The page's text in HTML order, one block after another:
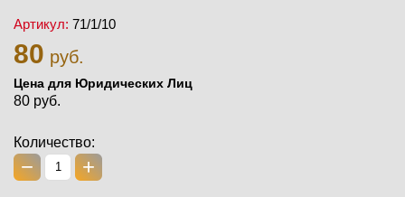
Артикул: 71/1/10
80 руб.
Цена для Юридических Лиц
80 руб.
Количество:
− +